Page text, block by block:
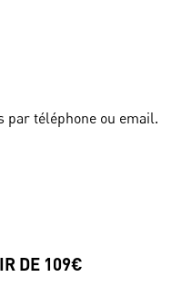
par téléphone ou email.
DE 109€